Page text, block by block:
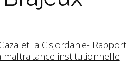
et la Cisjordanie- Rapport
institutionnelle -